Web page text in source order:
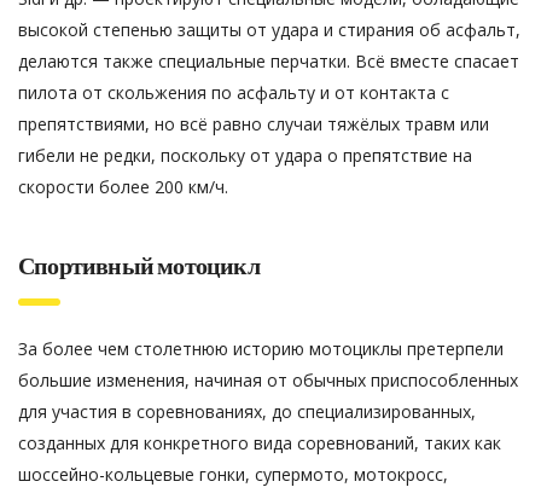
высокой степенью защиты от удара и стирания об асфальт,
делаются также специальные перчатки. Всё вместе спасает
пилота от скольжения по асфальту и от контакта с
препятствиями, но всё равно случаи тяжёлых травм или
гибели не редки, поскольку от удара о препятствие на
скорости более 200 км/ч.
Спортивный мотоцикл
За более чем столетнюю историю мотоциклы претерпели
большие изменения, начиная от обычных приспособленных
для участия в соревнованиях, до специализированных,
созданных для конкретного вида соревнований, таких как
шоссейно-кольцевые гонки, супермото, мотокросс,